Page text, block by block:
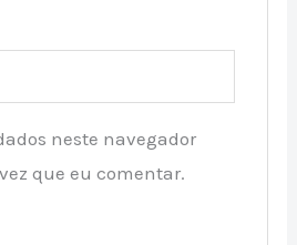
neste navegador
que eu comentar.